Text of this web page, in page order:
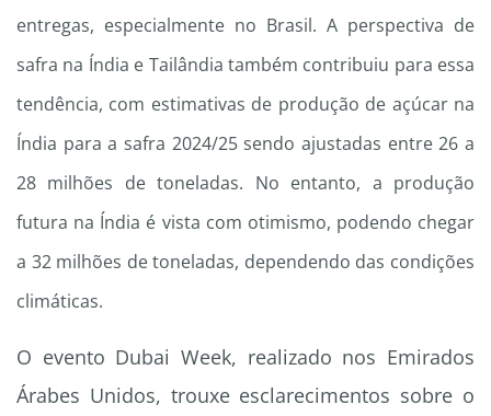
entregas, especialmente no Brasil. A perspectiva de
safra na Índia e Tailândia também contribuiu para essa
tendência, com estimativas de produção de açúcar na
Índia para a safra 2024/25 sendo ajustadas entre 26 a
28 milhões de toneladas. No entanto, a produção
futura na Índia é vista com otimismo, podendo chegar
a 32 milhões de toneladas, dependendo das condições
climáticas.
O evento Dubai Week, realizado nos Emirados
Árabes Unidos, trouxe esclarecimentos sobre o